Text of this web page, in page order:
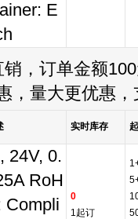
E
，订单金额
，量大更优惠
实时库存
24V, 0.
RoH
Compli
0
1起订